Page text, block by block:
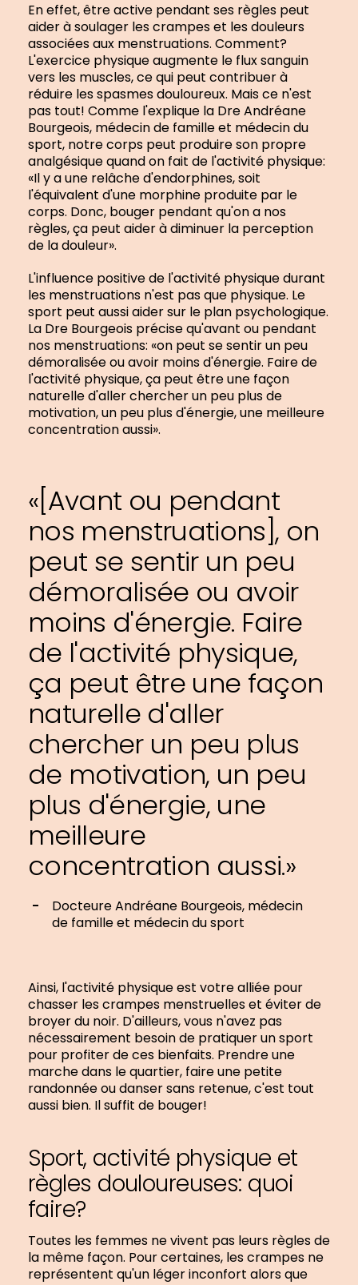
En effet, être active pendant ses règles peut
aider à soulager les crampes et les douleurs
associées aux menstruations. Comment?
L'exercice physique augmente le flux sanguin
vers les muscles, ce qui peut contribuer à
réduire les spasmes douloureux. Mais ce n'est
pas tout! Comme l'explique la Dre Andréane
Bourgeois, médecin de famille et médecin du
sport, notre corps peut produire son propre
analgésique quand on fait de l'activité physique:
«Il y a une relâche d'endorphines, soit
l'équivalent d'une morphine produite par le
corps. Donc, bouger pendant qu'on a nos
règles, ça peut aider à diminuer la perception
de la douleur».
L'influence positive de l'activité physique durant
les menstruations n'est pas que physique. Le
sport peut aussi aider sur le plan psychologique.
La Dre Bourgeois précise qu'avant ou pendant
nos menstruations: «on peut se sentir un peu
démoralisée ou avoir moins d'énergie. Faire de
l'activité physique, ça peut être une façon
naturelle d'aller chercher un peu plus de
motivation, un peu plus d'énergie, une meilleure
concentration aussi».
«[Avant ou pendant
nos menstruations], on
peut se sentir un peu
démoralisée ou avoir
moins d'énergie. Faire
de l'activité physique,
ça peut être une façon
naturelle d'aller
chercher un peu plus
de motivation, un peu
plus d'énergie, une
meilleure
concentration aussi.»
Docteure Andréane Bourgeois, médecin
de famille et médecin du sport
Ainsi, l'activité physique est votre alliée pour
chasser les crampes menstruelles et éviter de
broyer du noir. D'ailleurs, vous n'avez pas
nécessairement besoin de pratiquer un sport
pour profiter de ces bienfaits. Prendre une
marche dans le quartier, faire une petite
randonnée ou danser sans retenue, c'est tout
aussi bien. Il suffit de bouger!
Sport, activité physique et
règles douloureuses: quoi
faire?
Toutes les femmes ne vivent pas leurs règles de
la même façon. Pour certaines, les crampes ne
représentent qu'un léger inconfort alors que